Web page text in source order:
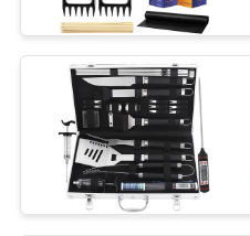
রান্নাঘরের